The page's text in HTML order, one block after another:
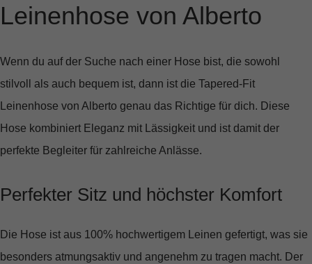
Leinenhose von Alberto
Wenn du auf der Suche nach einer Hose bist, die sowohl
stilvoll als auch bequem ist, dann ist die Tapered-Fit
Leinenhose von Alberto genau das Richtige für dich. Diese
Hose kombiniert Eleganz mit Lässigkeit und ist damit der
perfekte Begleiter für zahlreiche Anlässe.
Perfekter Sitz und höchster Komfort
Die Hose ist aus 100% hochwertigem Leinen gefertigt, was sie
besonders atmungsaktiv und angenehm zu tragen macht. Der